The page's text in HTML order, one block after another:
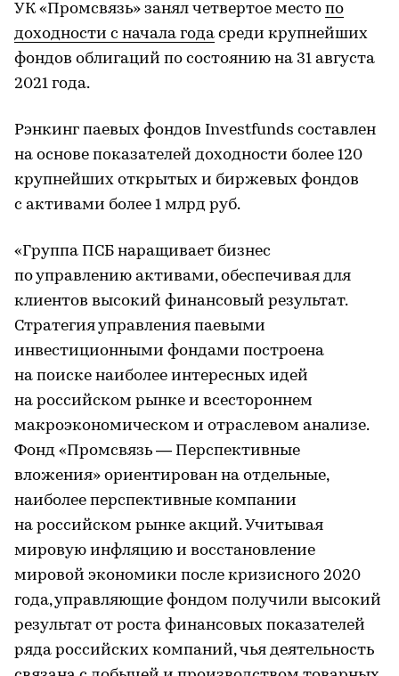
УК «Промсвязь» занял четвертое место по
доходности с начала года среди крупнейших
фондов облигаций по состоянию на 31 августа
2021 года.
Рэнкинг паевых фондов Investfunds составлен
на основе показателей доходности более 120
крупнейших открытых и биржевых фондов
с активами более 1 млрд руб.
«Группа ПСБ наращивает бизнес
по управлению активами, обеспечивая для
клиентов высокий финансовый результат.
Стратегия управления паевыми
инвестиционными фондами построена
на поиске наиболее интересных идей
на российском рынке и всестороннем
макроэкономическом и отраслевом анализе.
Фонд «Промсвязь — Перспективные
вложения» ориентирован на отдельные,
наиболее перспективные компании
на российском рынке акций. Учитывая
мировую инфляцию и восстановление
мировой экономики после кризисного 2020
года, управляющие фондом получили высокий
результат от роста финансовых показателей
ряда российских компаний, чья деятельность